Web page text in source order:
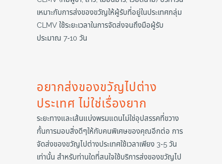
เหมาะกับการส่งของขวัญให้ผู้รับที่อยู่ในประเทศกลุ่ม
CLMV ใช้ระยะเวลาในการจัดส่งจนถึงมือผู้รับ
ประมาณ 7-10 วัน
อยากส่งของขวัญไปต่าง
ประเทศ ไม่ใช่เรื่องยาก
ระยะทางและเส้นแบ่งพรมแดนไม่ใช่อุปสรรคที่ขวาง
กั้นการมอบสิ่งดีๆให้กับคนพิเศษของคุณอีกต่อ การ
จัดส่งของขวัญไปต่างประเทศใช้เวลาเพียง 3-5 วัน
เท่านั้น สำหรับท่านใดที่สนใจใช้บริการส่งของขวัญไป